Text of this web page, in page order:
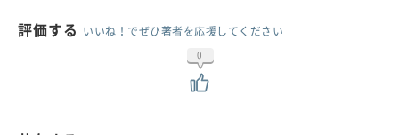
評価する いいね！でぜひ著者を応援してください
0